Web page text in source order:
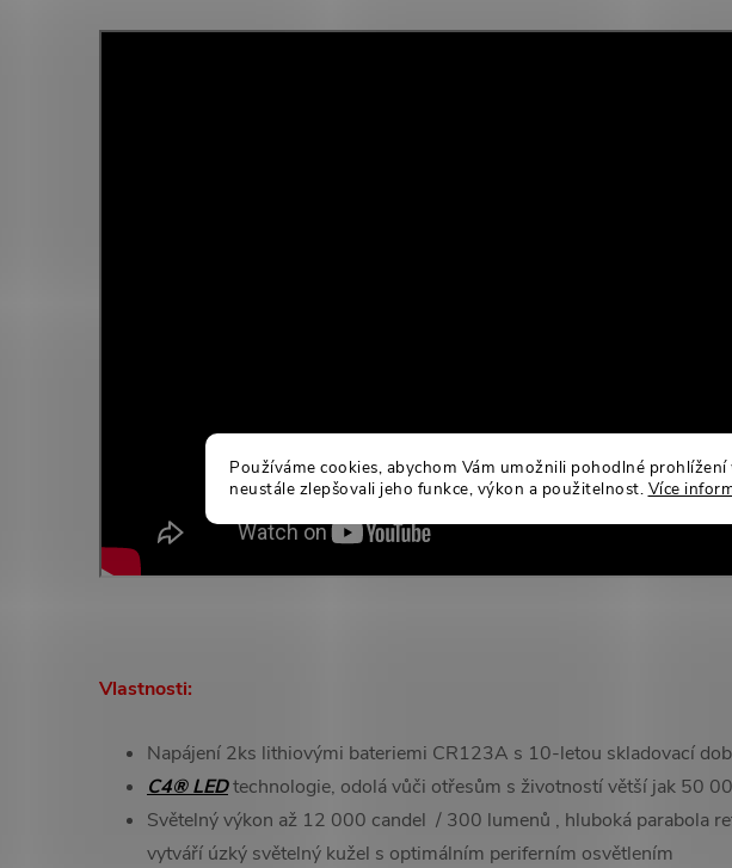
Používáme cookies, abychom Vám umožnili pohodlné
neustále zlepšovali jeho funkce, výkon a použitelnost. Více
Vlastnosti:
Napájení 2ks lithiovými bateriemi CR123A s 10-letou skladovací
C4® LEDtechnologie, odolá vůči otřesům s životností větší jak 50
Světelný výkon až 12 000 candel / 300 lumenů , hluboká parabola
vytváří úzký světelný kužel s optimálním periferním osvětlením